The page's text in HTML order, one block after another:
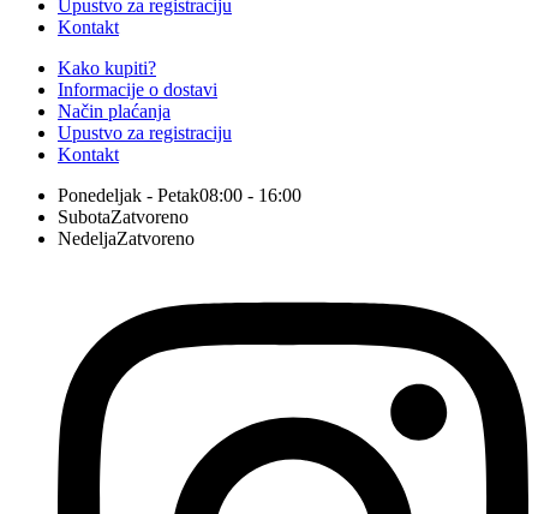
Upustvo za registraciju
Kontakt
Kako kupiti?
Informacije o dostavi
Način plaćanja
Upustvo za registraciju
Kontakt
Ponedeljak - Petak08:00 - 16:00
SubotaZatvoreno
NedeljaZatvoreno